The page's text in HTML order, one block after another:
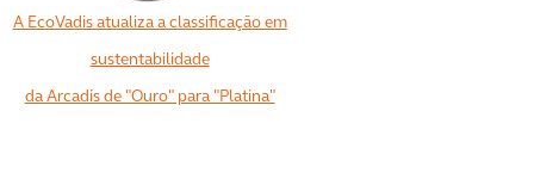
A EcoVadis atualiza a classificação em
sustentabilidade
da Arcadis de "Ouro" para "Platina"